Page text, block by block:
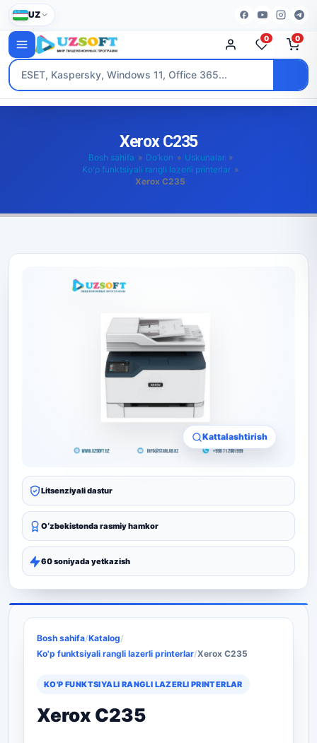
UZ
0 0
Xerox C235
Bosh sahifa » Do’kon » Uskunalar »
Ko'p funktsiyali rangli lazerli printerlar »
Xerox C235
Kattalashtirish
Litsenziyali dastur
Oʻzbekistonda rasmiy hamkor
60 soniyada yetkazish
Bosh sahifa/Katalog/
Ko'p funktsiyali rangli lazerli printerlar/Xerox C235
KO'P FUNKTSIYALI RANGLI LAZERLI PRINTERLAR
Xerox C235